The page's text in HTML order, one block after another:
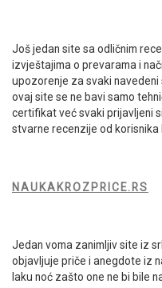
Još jedan site sa odličnim
izvještajima o prevarama i
upozorenje za svaki
ovaj site se ne bavi samo
certifikat već svaki prijavljeni
stvarne recenzije od
NAUKAKROZPRICE.RS
Jedan voma zanimljiv site iz
objavljuje priče i anegdote iz
laku noć zašto one ne bi bile